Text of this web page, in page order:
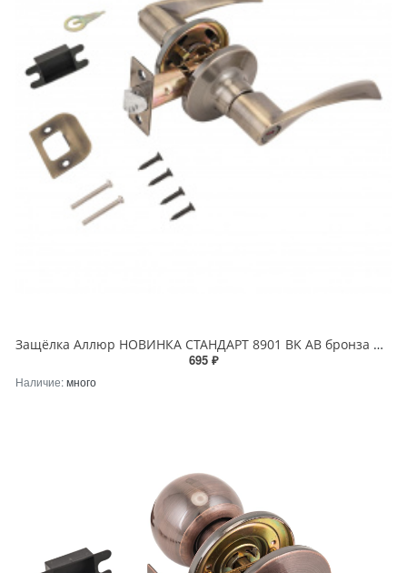
Защёлка Аллюр НОВИНКА СТАНДАРТ 8901 BK AB бронза фикс
695 ₽
Наличие:много